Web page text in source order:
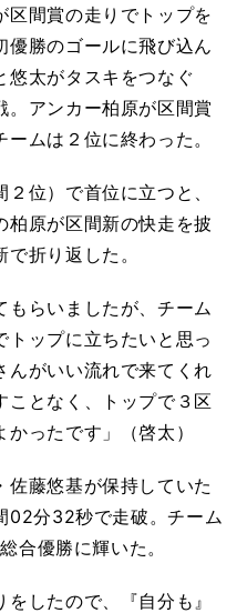
間賞の走りでトップを
優勝のゴールに飛び込ん
悠太がタスキをつなぐ
。アンカー柏原が区間賞
ムは２位に終わった。
位）で首位に立つと、
柏原が区間新の快走を披
折り返した。
もらいましたが、チーム
トップに立ちたいと思っ
んがいい流れで来てくれ
ことなく、トップで３区
ったです」（啓太）
藤悠基が保持していた
02分32秒で走破。チーム
合優勝に輝いた。
したので、『自分も』